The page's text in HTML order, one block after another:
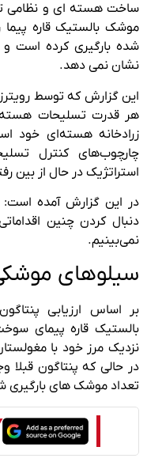
موشک بالستیک قاره پیما
شده بارگیری کرده است و
نشان نمی دهد.
این گزارش که توسط
هر قدرت تسلیحات
زرادخانه هسته‌ای خود
چارچوب‌های کنترل
استراتژیک در حال از بین
در این گزارش آمده است:
دنبال کردن چنین
نمی‌بینیم.
سیلوهای
نزدیک مرز خود با
در حالی که پنتاگون قبلا
تعداد موشک های بارگیری